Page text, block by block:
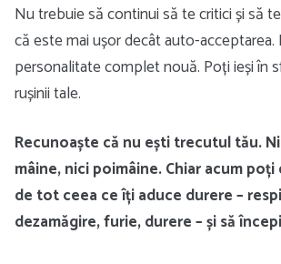
Nu trebuie să continui să te critici și să
că este mai ușor decât auto-acceptarea.
personalitate complet nouă. Poți ieși în
rușinii tale.
Recunoaște că nu ești trecutul tău.
mâine, nici poimâine. Chiar acum
de tot ceea ce îți aduce durere –
dezamăgire, furie, durere – și să